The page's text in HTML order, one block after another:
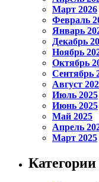
Март 2026
Февраль
Январь
Декабрь
Ноябрь
Октябрь
Сентябрь
Август
Июль 2025
Июнь 2025
Май 2025
Апрель
Март 2025
Категории